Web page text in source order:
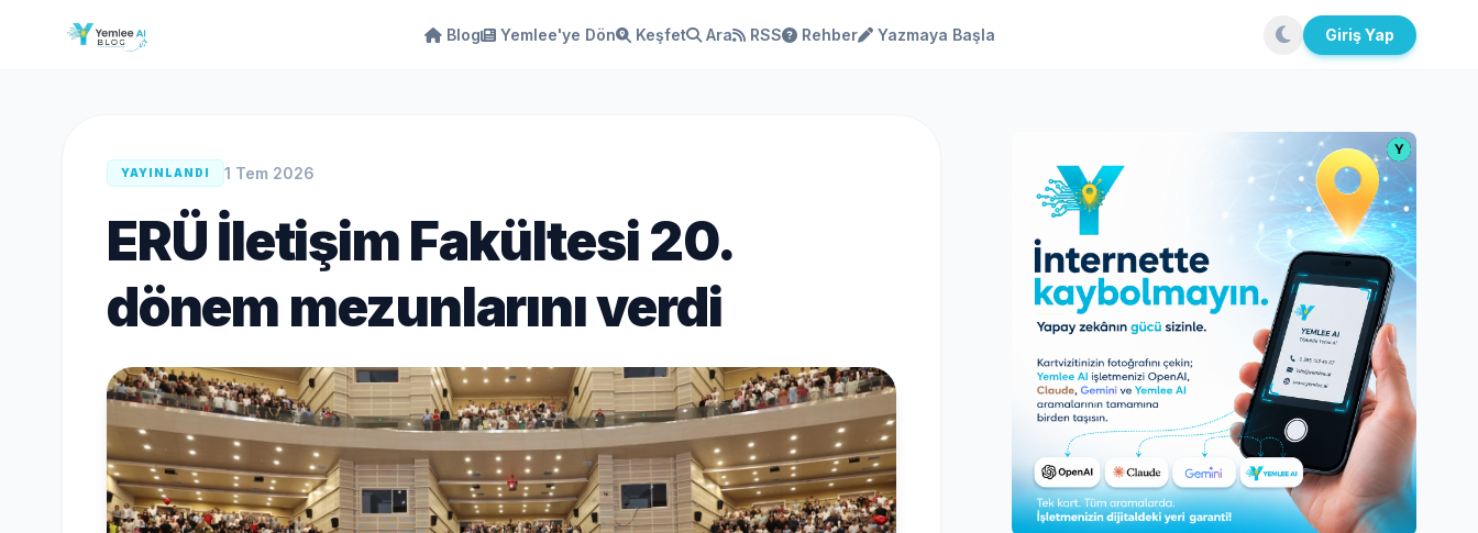
Blog Yemlee'ye Dön Keşfet Ara RSS Rehber Yazmaya Başla Giriş Yap
YAYINLANDI 1 Tem 2026
ERÜ İletişim Fakültesi 20.
dönem mezunlarını verdi